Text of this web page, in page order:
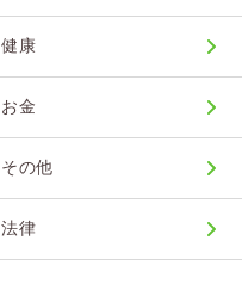
健康
お金
その他
法律